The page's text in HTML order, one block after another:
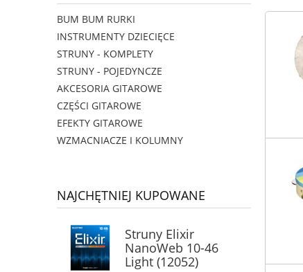
BUM BUM RURKI
INSTRUMENTY DZIECIĘCE
STRUNY - KOMPLETY
STRUNY - POJEDYNCZE
AKCESORIA GITAROWE
CZĘŚCI GITAROWE
EFEKTY GITAROWE
WZMACNIACZE I KOLUMNY
NAJCHĘTNIEJ KUPOWANE
Struny Elixir
NanoWeb 10-46
Light (12052)